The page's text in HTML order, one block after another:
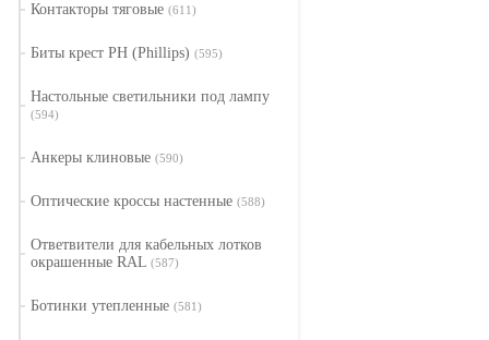
Контакторы тяговые (611)
Биты крест PH (Phillips) (595)
Настольные светильники под лампу
(594)
Анкеры клиновые (590)
Оптические кроссы настенные (588)
Ответвители для кабельных лотков
окрашенные RAL (587)
Ботинки утепленные (581)